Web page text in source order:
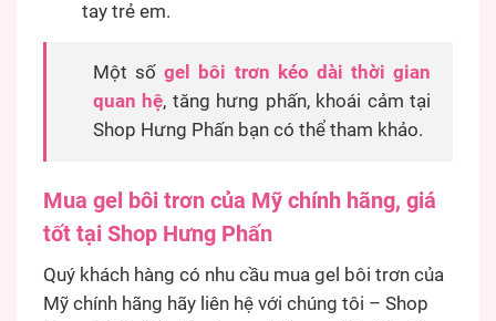
tay trẻ em.
Một sốgel bôi trơn kéo dài thời gian
quan hệ, tăng hưng phấn, khoái cảm tại
Shop Hưng Phấn bạn có thể tham khảo.
Mua gel bôi trơn của Mỹ chính hãng, giá
tốt tại Shop Hưng Phấn
Quý khách hàng có nhu cầu mua gel bôi trơn của
Mỹ chính hãng hãy liên hệ với chúng tôi – Shop